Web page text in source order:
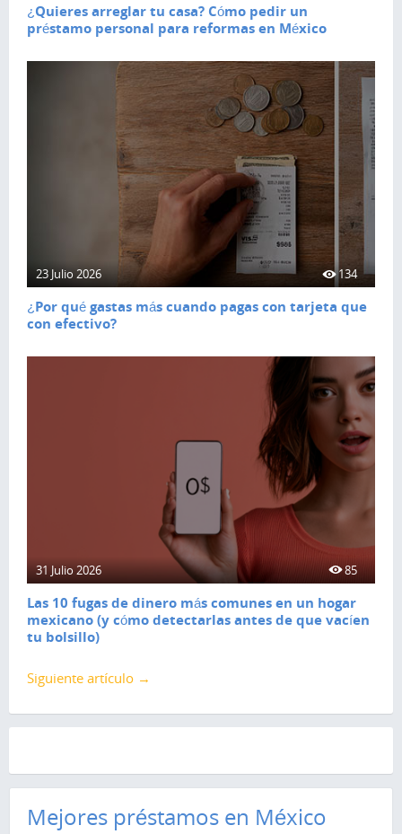
¿Quieres arreglar tu casa? Cómo pedir un
préstamo personal para reformas en México
23 Julio 2026 134
¿Por qué gastas más cuando pagas con tarjeta que
con efectivo?
31 Julio 2026 85
Las 10 fugas de dinero más comunes en un hogar
mexicano (y cómo detectarlas antes de que vacíen
tu bolsillo)
Siguiente artículo →
Mejores préstamos en México